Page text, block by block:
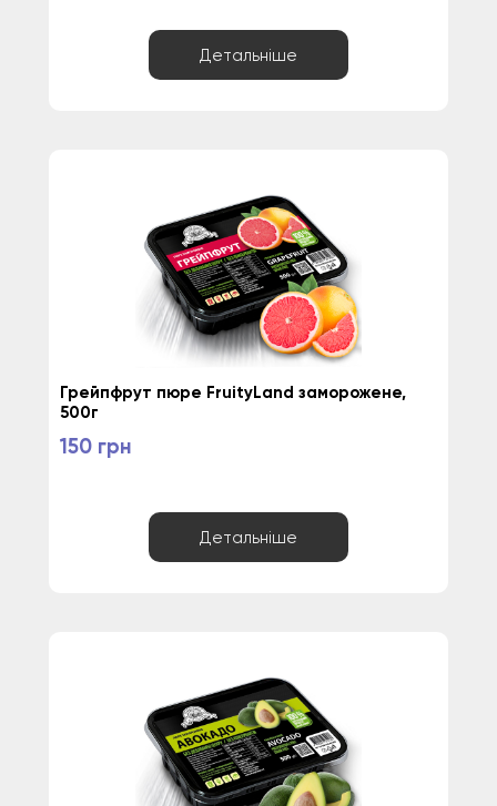
Детальніше
Грейпфрут пюре FruityLand заморожене,
500г
150 грн
Детальніше